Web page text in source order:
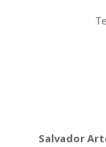
Salvador